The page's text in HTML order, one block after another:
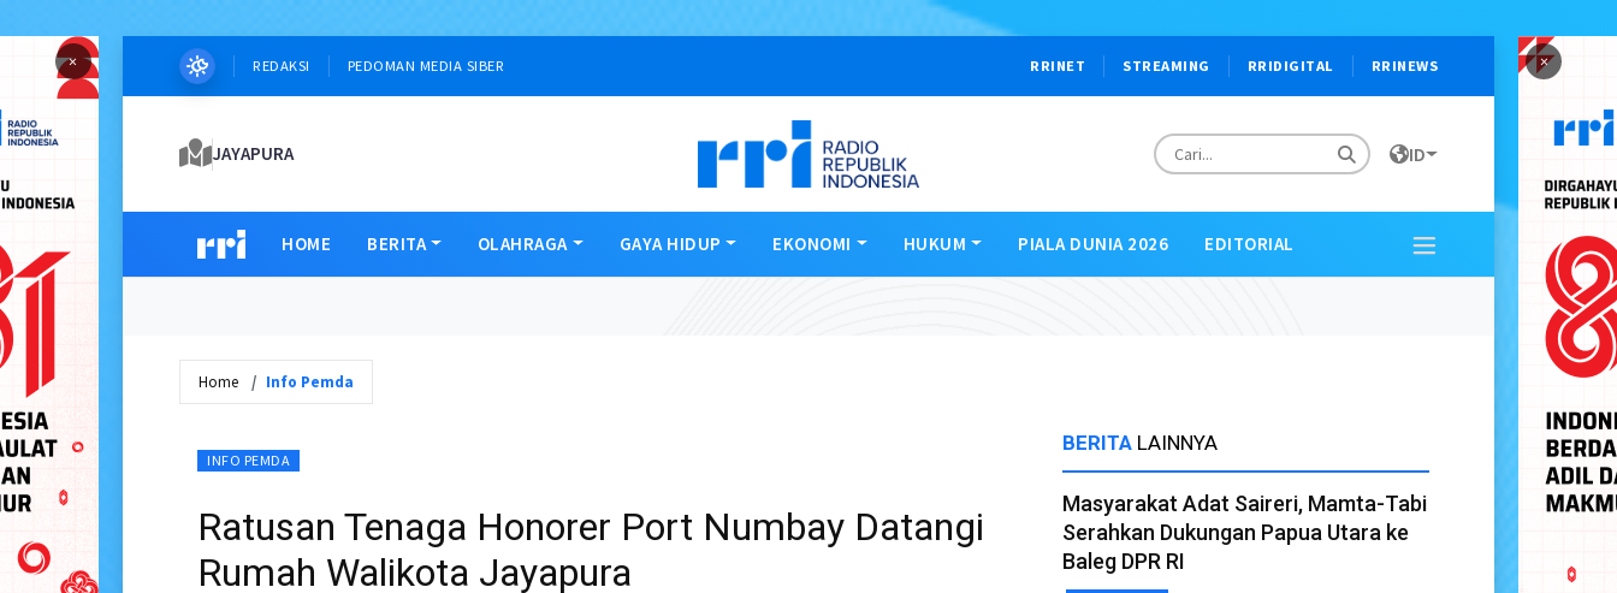
× ×
REDAKSI PEDOMAN MEDIA SIBER RRINET STREAMING RRIDIGITAL RRINEWS
JAYAPURA ID
HOME BERITA OLAHRAGA GAYA HIDUP EKONOMI HUKUM PIALA DUNIA 2026 EDITORIAL
Home Info Pemda
INFO PEMDA
Ratusan Tenaga Honorer Port Numbay Datangi
Rumah Walikota Jayapura
BERITA LAINNYA
Masyarakat Adat Saireri, Mamta-Tabi
Serahkan Dukungan Papua Utara ke
Baleg DPR RI